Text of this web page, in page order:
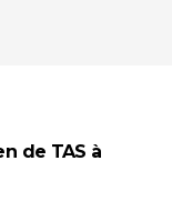
de TAS à